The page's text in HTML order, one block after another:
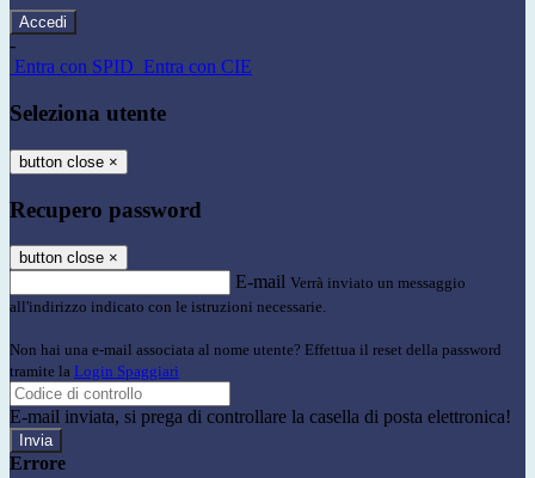
-
Entra con SPID Entra con CIE
Seleziona utente
button close ×
Recupero password
button close ×
E-mail Verrà inviato un messaggio
all'indirizzo indicato con le istruzioni necessarie.
Non hai una e-mail associata al nome utente? Effettua il reset della password
tramite la Login Spaggiari
E-mail inviata, si prega di controllare la casella di posta elettronica!
Errore